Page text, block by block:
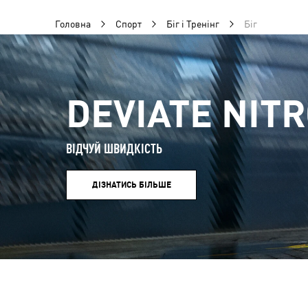
Головна Спорт Біг і Тренінг Біг
DEVIATE
ВІДЧУЙ ШВИДКІСТЬ
ДІЗНАТИСЬ БІЛЬШЕ